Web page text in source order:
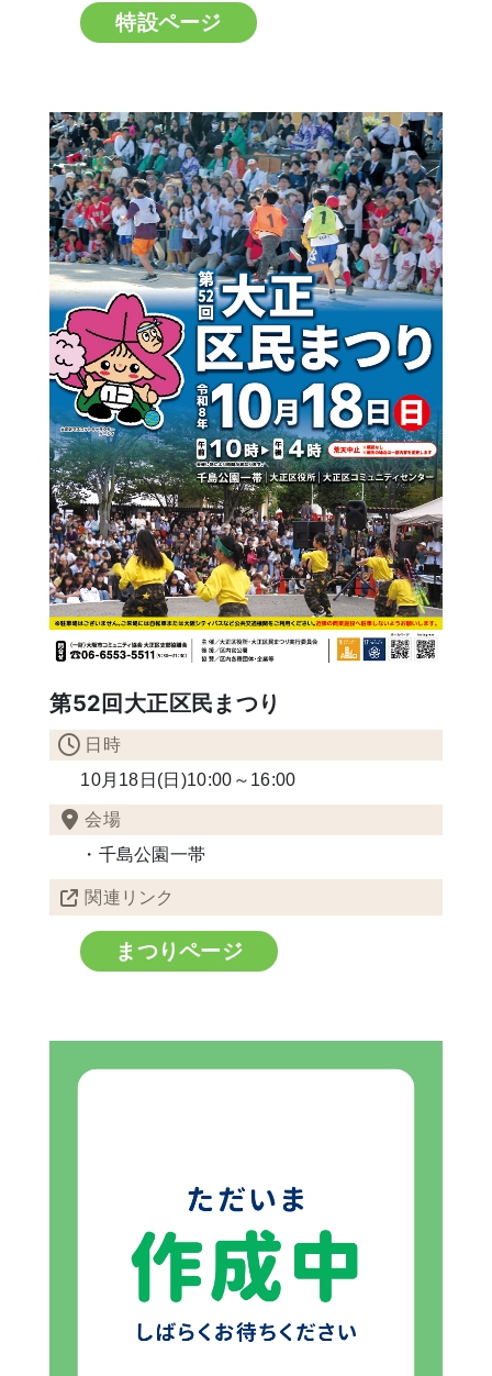
特設ページ
第52回大正区民まつり
日時
10月18日(日)10:00～16:00
会場
・千島公園一帯
関連リンク
まつりページ